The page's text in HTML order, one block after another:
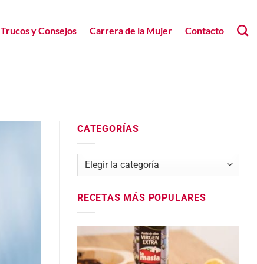
Trucos y Consejos Carrera de la Mujer Contacto
CATEGORÍAS
Categorías
RECETAS MÁS POPULARES